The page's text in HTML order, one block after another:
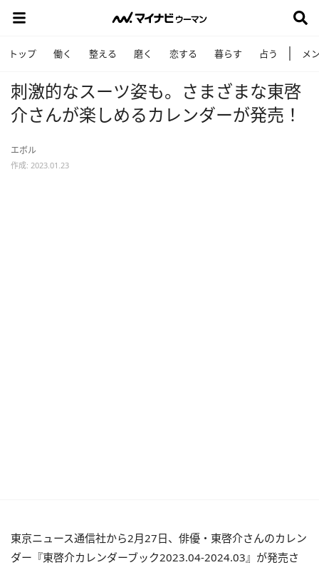
トップ 働く 整える 磨く 恋する 暮らす 占う メ
刺激的なスーツ姿も。さまざまな東啓
介さんが楽しめるカレンダーが発売！
エボル
作成: 2023.01.23
東京ニュース通信社から2月27日、俳優・東啓介さんのカレン
ダー『東啓介カレンダーブック2023.04-2024.03』が発売さ